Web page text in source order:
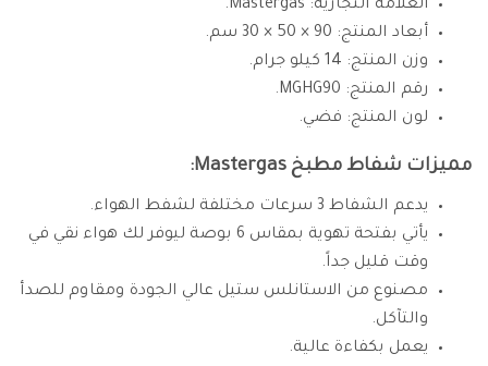
العلامة التجارية: Mastergas.
أبعاد المنتج: 90 × 50 × 30 سم.
وزن المنتج: 14 كيلو جرام.
رقم المنتج: MGHG90.
لون المنتج: فضي.
مميزات شفاط مطبخ Mastergas:
يدعم الشفاط 3 سرعات مختلفة لشفط الهواء.
يأتي بفتحة تهوية بمقاس 6 بوصة ليوفر لك هواء نقي في
وقت قليل جداً.
مصنوع من الاستانلس ستيل عالي الجودة ومقاوم للصدأ
والتآكل.
يعمل بكفاءة عالية.